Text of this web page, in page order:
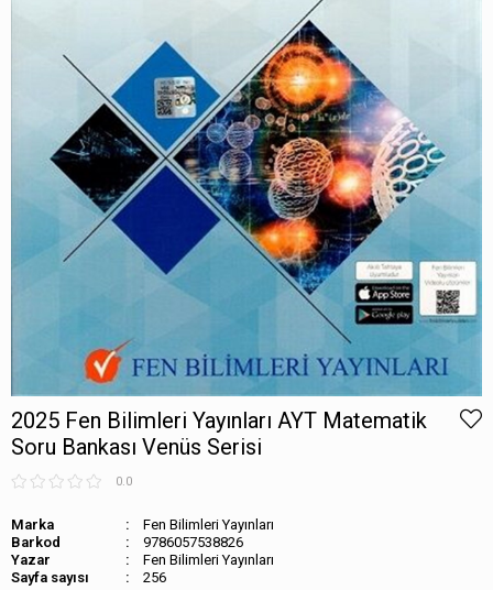
2025 Fen Bilimleri Yayınları AYT Matematik
Soru Bankası Venüs Serisi
0.0
Marka
Fen Bilimleri Yayınları
Barkod
9786057538826
Fen Bilimleri Yayınları
Sayfa sayısı
256